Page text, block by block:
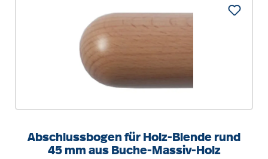
Abschlussbogen für Holz-Blende rund
45 mm aus Buche-Massiv-Holz